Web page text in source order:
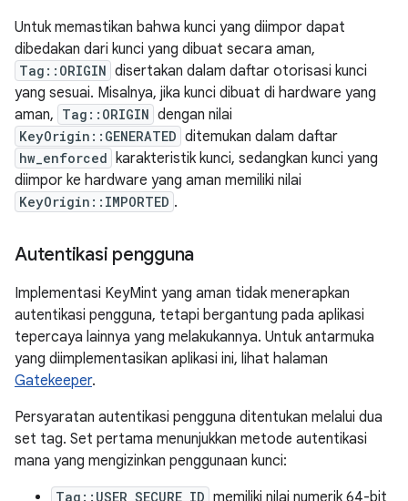
Untuk memastikan bahwa kunci yang diimpor dapat
dibedakan dari kunci yang dibuat secara aman,
Tag::ORIGIN disertakan dalam daftar otorisasi kunci
yang sesuai. Misalnya, jika kunci dibuat di hardware yang
aman, Tag::ORIGIN dengan nilai
KeyOrigin::GENERATED ditemukan dalam daftar
hw_enforced karakteristik kunci, sedangkan kunci yang
diimpor ke hardware yang aman memiliki nilai
KeyOrigin::IMPORTED .
Autentikasi pengguna
Implementasi KeyMint yang aman tidak menerapkan
autentikasi pengguna, tetapi bergantung pada aplikasi
tepercaya lainnya yang melakukannya. Untuk antarmuka
yang diimplementasikan aplikasi ini, lihat halaman
Gatekeeper.
Persyaratan autentikasi pengguna ditentukan melalui dua
set tag. Set pertama menunjukkan metode autentikasi
mana yang mengizinkan penggunaan kunci:
Tag::USER_SECURE_ID memiliki nilai numerik 64-bit